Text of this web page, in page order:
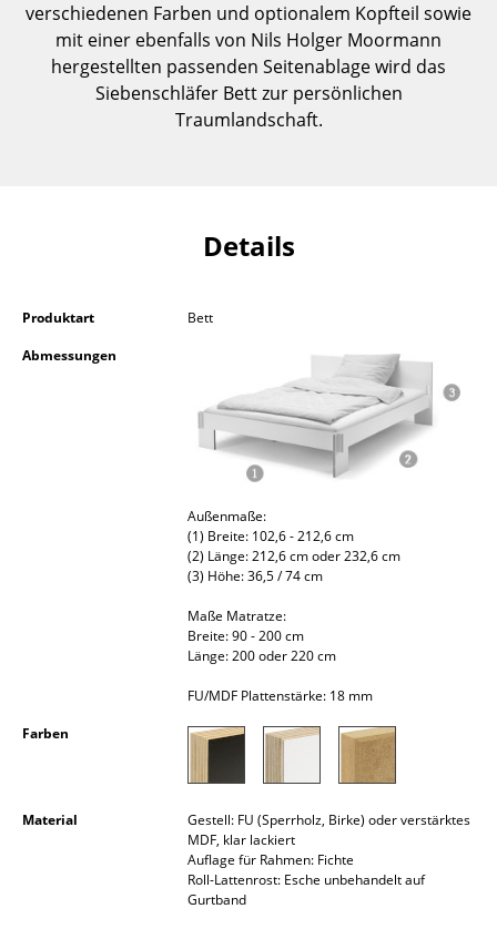
Barmöbel
Garderoben
Kleinaufbewahrung
Stehleuchten & Leseleuchten
Outdoor-Leuchten
Doppelbetten
verschiedenen Farben und optionalem Kopfteil sowie
mit einer ebenfalls von Nils Holger Moormann
hergestellten passenden Seitenablage wird das
Siebenschläfer Bett zur persönlichen
Traumlandschaft.
Details
Produktart
Bett
Abmessungen
Außenmaße:
(1) Breite: 102,6 - 212,6 cm
(2) Länge: 212,6 cm oder 232,6 cm
(3) Höhe: 36,5 / 74 cm
Maße Matratze:
Breite: 90 - 200 cm
Länge: 200 oder 220 cm
FU/MDF Plattenstärke: 18 mm
Farben
Material
Gestell: FU (Sperrholz, Birke) oder verstärktes
MDF, klar lackiert
Auflage für Rahmen: Fichte
Roll-Lattenrost: Esche unbehandelt auf
Gurtband